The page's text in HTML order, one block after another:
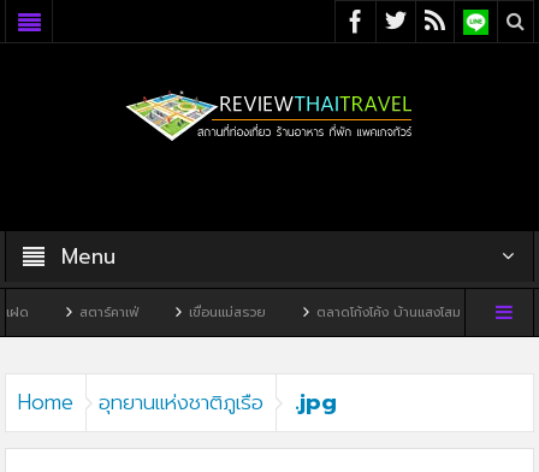
Menu
ด สตาร์คาเฟ่ เขื่อนแม่สรวย ตลาดโก้งโค้ง บ้านแสงโสม ทิวผาค
Home อุทยานแห่งชาติภูเรือ .jpg